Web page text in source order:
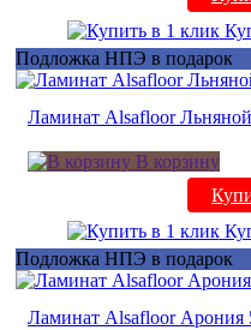
Подложка НПЭ в подарок
Ламинат Alsafloor
В корзину
Подложка НПЭ в подарок
Ламинат Alsafloor Арония